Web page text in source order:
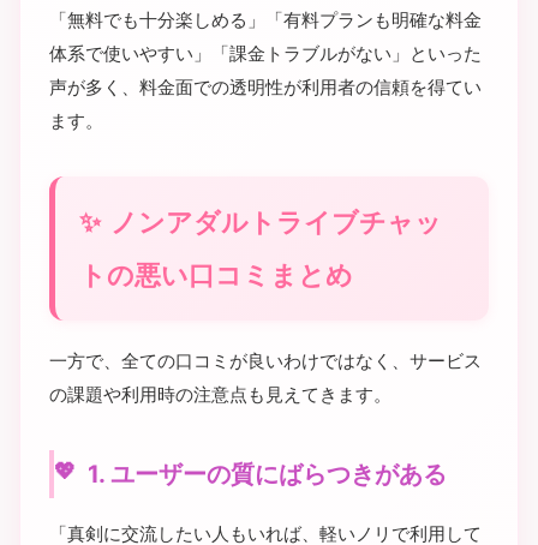
「無料でも十分楽しめる」「有料プランも明確な料金
体系で使いやすい」「課金トラブルがない」といった
声が多く、料金面での透明性が利用者の信頼を得てい
ます。
ノンアダルトライブチャッ
トの悪い口コミまとめ
一方で、全ての口コミが良いわけではなく、サービス
の課題や利用時の注意点も見えてきます。
1. ユーザーの質にばらつきがある
「真剣に交流したい人もいれば、軽いノリで利用して